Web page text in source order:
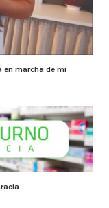
en marcha de mi